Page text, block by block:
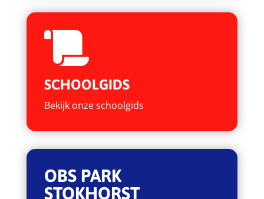

SCHOOLGIDS
Bekijk onze schoolgids
OBS PARK
STOKHORST